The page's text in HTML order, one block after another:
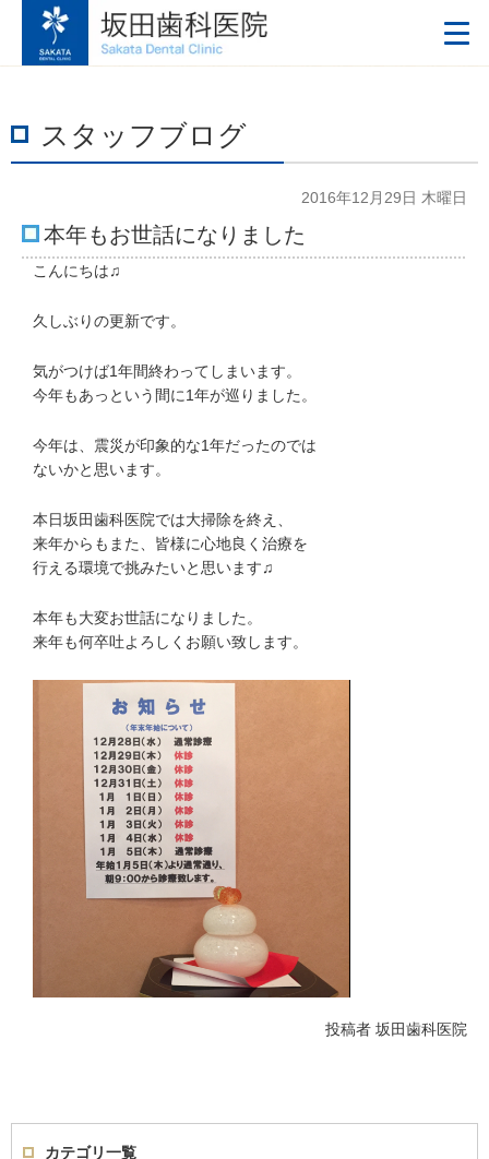
スタッフブログ
2016年12月29日 木曜日
本年もお世話になりました
こんにちは♫
久しぶりの更新です。
気がつけば1年間終わってしまいます。
今年もあっという間に1年が巡りました。
今年は、震災が印象的な1年だったのでは
ないかと思います。
本日坂田歯科医院では大掃除を終え、
来年からもまた、皆様に心地良く治療を
行える環境で挑みたいと思います♫
本年も大変お世話になりました。
来年も何卒吐よろしくお願い致します。
投稿者 坂田歯科医院
カテゴリ一覧